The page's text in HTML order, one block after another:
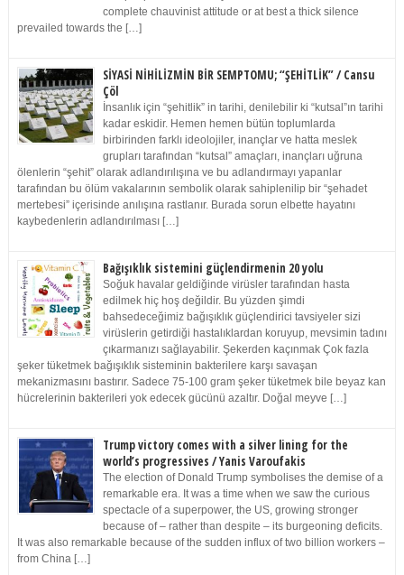
complete chauvinist attitude or at best a thick silence
prevailed towards the […]
SİYASİ NİHİLİZMİN BİR SEMPTOMU; “ŞEHİTLİK” / Cansu
Çöl
İnsanlık için “şehitlik” in tarihi, denilebilir ki “kutsal”ın tarihi
kadar eskidir. Hemen hemen bütün toplumlarda
birbirinden farklı ideolojiler, inançlar ve hatta meslek
grupları tarafından “kutsal” amaçları, inançları uğruna
ölenlerin “şehit” olarak adlandırılışına ve bu adlandırmayı yapanlar
tarafından bu ölüm vakalarının sembolik olarak sahiplenilip bir “şehadet
mertebesi” içerisinde anılışına rastlanır. Burada sorun elbette hayatını
kaybedenlerin adlandırılması […]
Bağışıklık sistemini güçlendirmenin 20 yolu
Soğuk havalar geldiğinde virüsler tarafından hasta
edilmek hiç hoş değildir. Bu yüzden şimdi
bahsedeceğimiz bağışıklık güçlendirici tavsiyeler sizi
virüslerin getirdiği hastalıklardan koruyup, mevsimin tadını
çıkarmanızı sağlayabilir. Şekerden kaçınmak Çok fazla
şeker tüketmek bağışıklık sisteminin bakterilere karşı savaşan
mekanizmasını bastırır. Sadece 75-100 gram şeker tüketmek bile beyaz kan
hücrelerinin bakterileri yok edecek gücünü azaltır. Doğal meyve […]
Trump victory comes with a silver lining for the
world’s progressives / Yanis Varoufakis
The election of Donald Trump symbolises the demise of a
remarkable era. It was a time when we saw the curious
spectacle of a superpower, the US, growing stronger
because of – rather than despite – its burgeoning deficits.
It was also remarkable because of the sudden influx of two billion workers –
from China […]